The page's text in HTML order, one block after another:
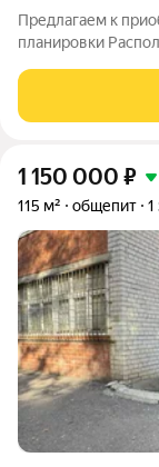
Предлагаем к
планировки Расположение: Удобное расположение в жилом
18. В состав
помещение: -
1 150 000 ₽
115 м² общепит 1